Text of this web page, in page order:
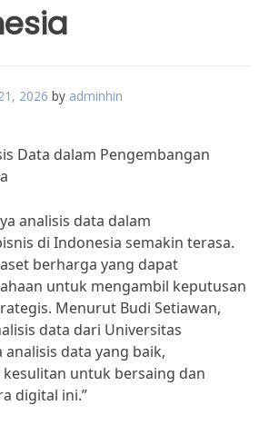
2026 by adminhin
Data dalam Pengembangan
analisis data dalam
di Indonesia semakin terasa.
berharga yang dapat
untuk mengambil keputusan
Menurut Budi Setiawan,
data dari Universitas
analisis data yang baik,
untuk bersaing dan
digital ini.”